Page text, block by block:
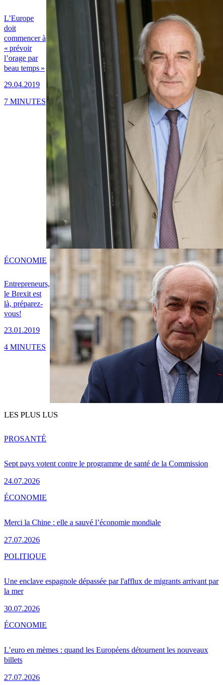
L’Europe
doit
commencer à
« prévoir
l’orage par
beau temps »
29.04.2019
7 MINUTES
Entrepreneurs,
le Brexit est
là, préparez-
vous!
23.01.2019
ÉCONOMIE
4 MINUTES
LES PLUS LUS
Sept pays votent contre le programme de santé de la Commission
24.07.2026
PROSANTÉ
Merci la Chine : elle a sauvé l’économie mondiale
27.07.2026
ÉCONOMIE
Une enclave espagnole dépassée par l'afflux de migrants arrivant par
la mer
30.07.2026
POLITIQUE
L’euro en mèmes : quand les Européens détournent les nouveaux
billets
27.07.2026
ÉCONOMIE